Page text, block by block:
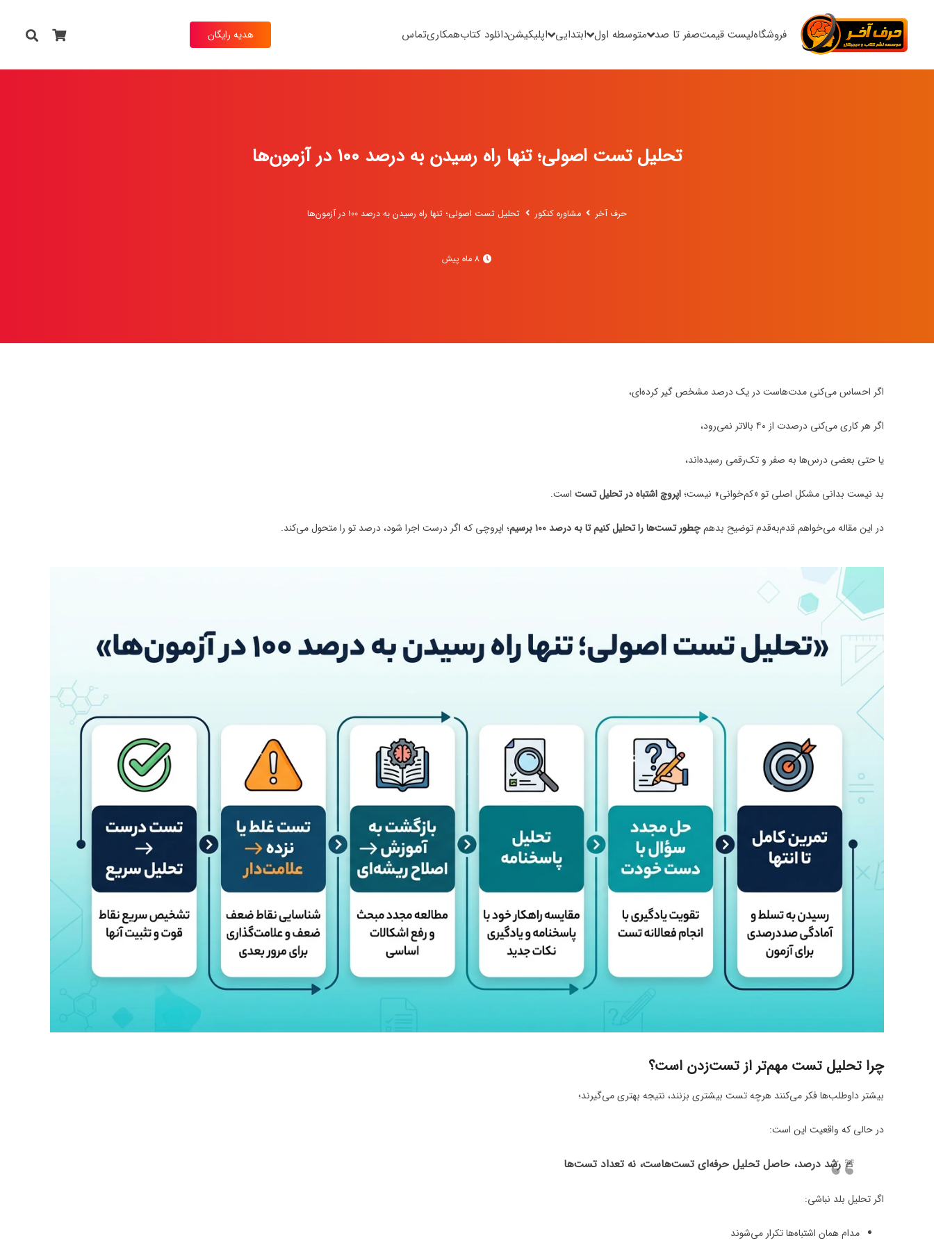
فروشگاهلیست قیمتصفر تا صد متوسطه اول ابتدایی اپلیکیشندانلود کتابهمکاریتماس هدیه رایگان
تحلیل تست اصولی؛ تنها راه رسیدن به درصد ۱۰۰ در آزمون‌ها
حرف آخر مشاوره کنکور تحلیل تست اصولی؛ تنها راه رسیدن به درصد ۱۰۰ در آزمون‌ها
8 ماه پیش
اگر احساس می‌کنی مدت‌هاست در یک درصد مشخص گیر کرده‌ای،
اگر هر کاری می‌کنی درصدت از ۴۰ بالاتر نمی‌رود،
یا حتی بعضی درس‌ها به صفر و تک‌رقمی رسیده‌اند،
بد نیست بدانی مشکل اصلی تو «کم‌خوانی» نیست؛اپروچ اشتباه در تحلیل تست است.
در این مقاله می‌خواهم قدم‌به‌قدم توضیح بدهمچطور تست‌ها را تحلیل کنیم تا به درصد ۱۰۰ برسیم ؛ اپروچی که اگر درست اجرا شود، درصد تو را متحول می‌کند.
چرا تحلیل تست مهم‌تر از تست‌زدن است؟
بیشتر داوطلب‌ها فکر می‌کنند هرچه تست بیشتری بزنند، نتیجه بهتری می‌گیرند؛
در حالی که واقعیت این است:
🚨 رشد درصد، حاصل تحلیل حرفه‌ای تست‌هاست، نه تعداد تست‌ها
اگر تحلیل بلد نباشی:
مدام همان اشتباه‌ها تکرار می‌شوند